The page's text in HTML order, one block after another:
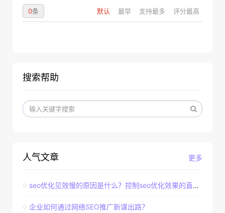
默认 最早 支持最多 评分最高
0条
搜索帮助
更多
人气文章
seo优化见效慢的原因是什么？控制seo优化效果的直接因素
企业如何通过网络SEO推广新谋出路？